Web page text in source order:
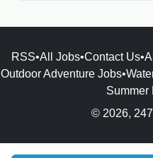
RSS•All Jobs•Contact Us•
Outdoor Adventure Jobs•
Summer
© 2026,